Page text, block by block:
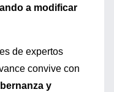
a modificar
de expertos
convive con
y